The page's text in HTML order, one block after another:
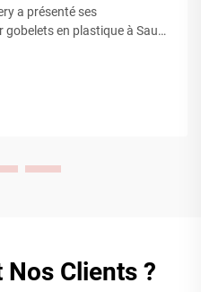
a présenté ses
en plastique à Saudi
Nos Clients ?